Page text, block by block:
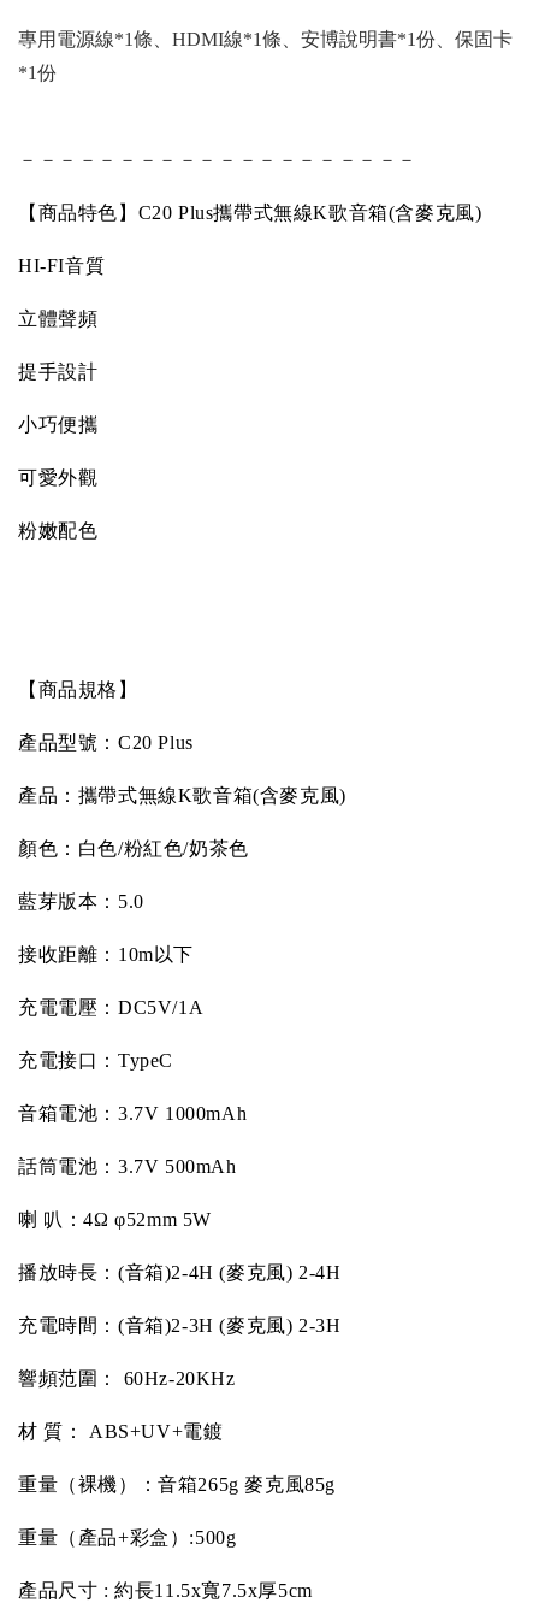
專用電源線*1條、HDMI線*1條、安博說明書*1份、保固卡
*1份
－－－－－－－－－－－－－－－－－－－－
【商品特色】 C20 Plus攜帶式無線K歌音箱(含麥克風)
HI-FI音質
立體聲頻
提手設計
小巧便攜
可愛外觀
粉嫩配色
【商品規格】
產品型號： C20 Plus
產品：攜帶式無線K歌音箱(含麥克風)
顏色：白色/粉紅色/奶茶色
藍芽版本： 5.0
接收距離： 10m 以下
充電電壓： DC5V/1A
充電接口： TypeC
音箱電池： 3.7V 1000mAh
話筒電池： 3.7V 500mAh
喇 叭：4Ω φ52mm 5W
播放時長： (音箱)2-4H (麥克風) 2-4H
充電時間： (音箱)2-3H (麥克風) 2-3H
響頻范圍： 60Hz-20KHz
材 質： ABS+UV+電鍍
重量（裸機）：音箱265g 麥克風85g
重量（產品+彩盒） :500g
產品尺寸 : 約長11.5x寬7.5x厚5cm